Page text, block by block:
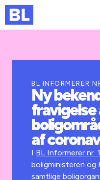
Kurser og arrangementer
Jobportalen
BL INFORMERER
Ny
fravigelse
af
I BL Informerer nr.
boligministeren og
samtlige